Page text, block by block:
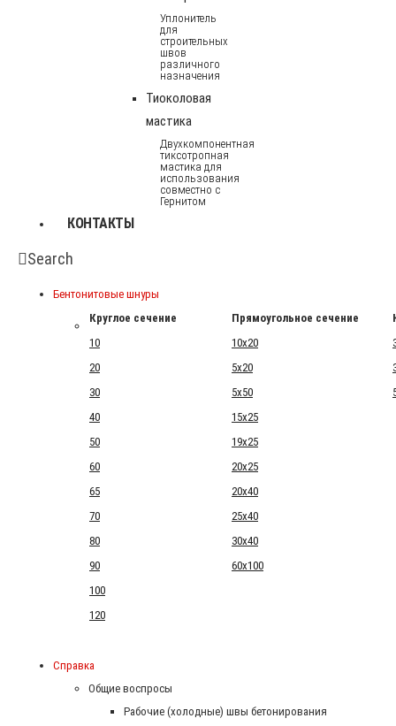
Уплонитель
для
строительных
швов
различного
назначения
Тиоколовая
мастика
Двухкомпонентная
тиксотропная
мастика для
использования
совместно с
Гернитом
КОНТАКТЫ
Search
Бентонитовые шнуры
Круглое сечение
Прямоугольное сечение
10
10x20
20
5x20
30
5x50
40
15x25
50
19x25
60
20x25
65
20x40
70
25x40
80
30x40
90
60x100
100
120
Справка
Общие воспросы
Рабочие (холодные) швы бетонирования